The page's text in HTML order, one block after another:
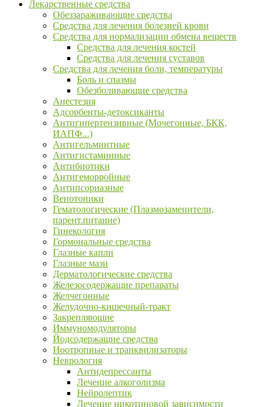
Лекарственные средства
Обеззараживающие средства
Средства для лечения болезней крови
Средства для нормализации обмена веществ
Средства для лечения костей
Средства для лечения суставов
Средства для лечения боли, температуры
Боль и спазмы
Обезболивающие средства
Анестезия
Адсорбенты-детоксиканты
Антигипертензивные (Мочегонные, БКК,
ИАПФ...)
Антигельминтные
Антигистаминные
Антибиотики
Антигеморройные
Антипсориазные
Венотоники
Гематологические (Плазмозаменители,
парент.питание)
Гинекология
Гормональные средства
Глазные капли
Глазные мази
Дерматологические средства
Железосодержащие препараты
Желчегонные
Желудочно-кишечный-тракт
Закрепляющие
Иммуномодуляторы
Йодсодержащие средства
Ноотропные и транквилизаторы
Неврология
Антидепрессанты
Лечение алкоголизма
Нейролептик
Лечение никотиновой зависимости